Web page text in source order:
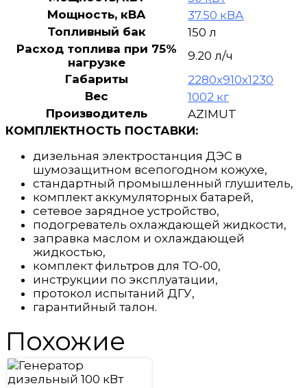
Мощность, кВА
37.50 кВА
Топливный бак
150 л
Расход топлива при 75%
нагрузке
9.20 л/ч
Габариты
2280х910х1230
Вес
1002 кг
Производитель
AZIMUT
КОМПЛЕКТНОСТЬ ПОСТАВКИ:
дизельная электростанция ДЭС в
шумозащитном всепогодном кожухе,
стандартный промышленный глушитель,
комплект аккумуляторных батарей,
сетевое зарядное устройство,
подогреватель охлаждающей жидкости,
заправка маслом и охлаждающей
жидкостью,
комплект фильтров для ТО-00,
инструкции по эксплуатации,
протокол испытаний ДГУ,
гарантийный талон.
Похожие